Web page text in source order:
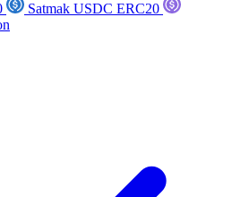
Satmak USDC ERC20